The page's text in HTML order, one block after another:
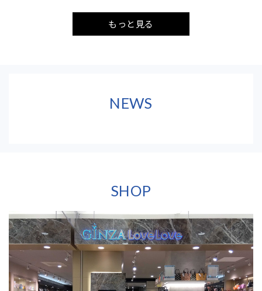
もっと見る
NEWS
SHOP